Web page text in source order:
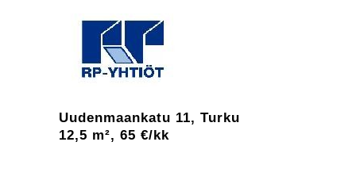
Uudenmaankatu 11, Turku
12,5 m², 65 €/kk